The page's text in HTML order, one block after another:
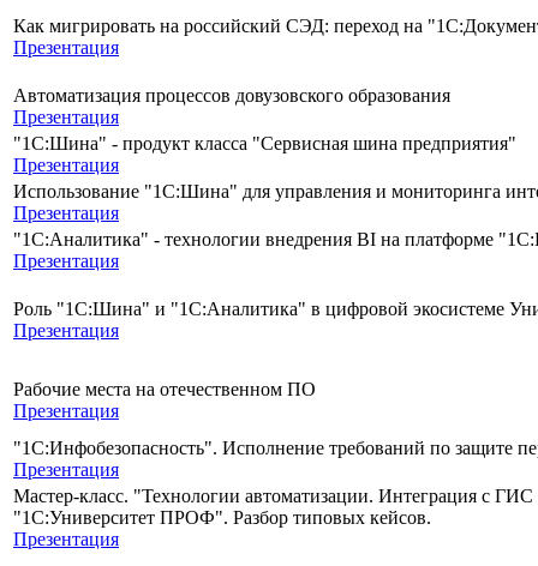
Как мигрировать на российский СЭД: переход на
Презентация
Автоматизация процессов довузовского образования
Презентация
"1С:Шина" - продукт класса "Сервисная шина предприятия"
Презентация
Использование "1С:Шина" для управления и мониторинга
Презентация
"1С:Аналитика" - технологии внедрения BI на платформе
Презентация
Роль "1С:Шина" и "1С:Аналитика" в цифровой экосистеме
Презентация
Рабочие места на отечественном ПО
Презентация
"1С:Инфобезопасность". Исполнение требований по защите
Презентация
Мастер-класс. "Технологии автоматизации. Интеграция с
"1С:Университет ПРОФ". Разбор типовых кейсов.
Презентация